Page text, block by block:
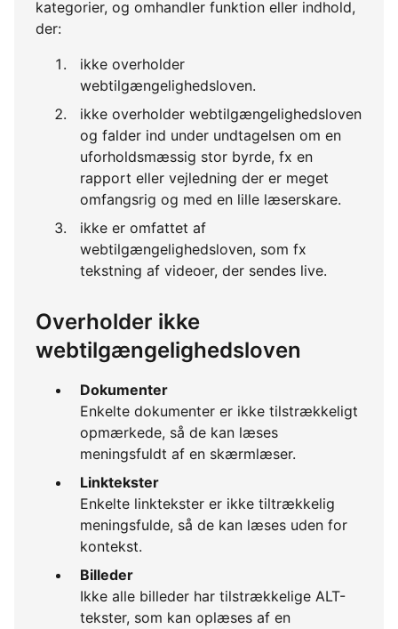
kategorier, og omhandler funktion eller indhold,
der:
ikke overholder
webtilgængelighedsloven.
ikke overholder webtilgængelighedsloven
og falder ind under undtagelsen om en
uforholdsmæssig stor byrde, fx en
rapport eller vejledning der er meget
omfangsrig og med en lille læserskare.
ikke er omfattet af
webtilgængelighedsloven, som fx
tekstning af videoer, der sendes live.
Overholder ikke
webtilgængelighedsloven
Dokumenter
Enkelte dokumenter er ikke tilstrækkeligt
opmærkede, så de kan læses
meningsfuldt af en skærmlæser.
Linktekster
Enkelte linktekster er ikke tiltrækkelig
meningsfulde, så de kan læses uden for
kontekst.
Billeder
Ikke alle billeder har tilstrækkelige ALT-
tekster, som kan oplæses af en